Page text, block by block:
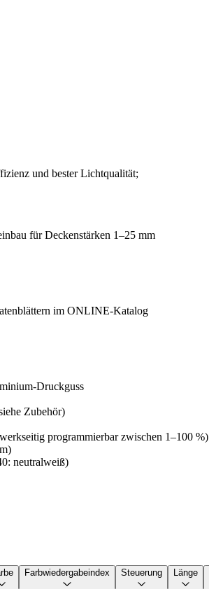
und bester Lichtqualität;
für Deckenstärken 1–25 mm
im ONLINE-Katalog
Druckguss
Zubehör)
programmierbar zwischen 1–100 %)
neutralweiß)
Farbwiedergabeindex Steuerung Länge